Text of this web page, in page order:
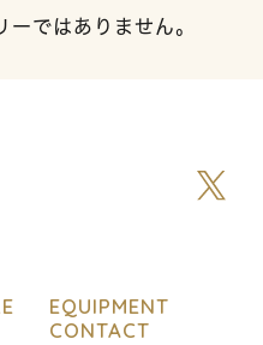
ではありません。
EQUIPMENT
CONTACT